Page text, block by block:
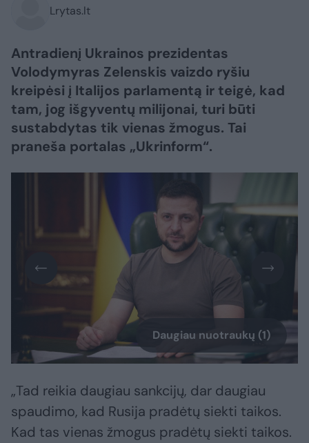
Lrytas.lt
Antradienį Ukrainos prezidentas
Volodymyras Zelenskis vaizdo ryšiu
kreipėsi į Italijos parlamentą ir teigė, kad
tam, jog išgyventų milijonai, turi būti
sustabdytas tik vienas žmogus. Tai
praneša portalas „Ukrinform“.
Daugiau nuotraukų (1)
„Tad reikia daugiau sankcijų, dar daugiau
spaudimo, kad Rusija pradėtų siekti taikos.
Kad tas vienas žmogus pradėtų siekti taikos.